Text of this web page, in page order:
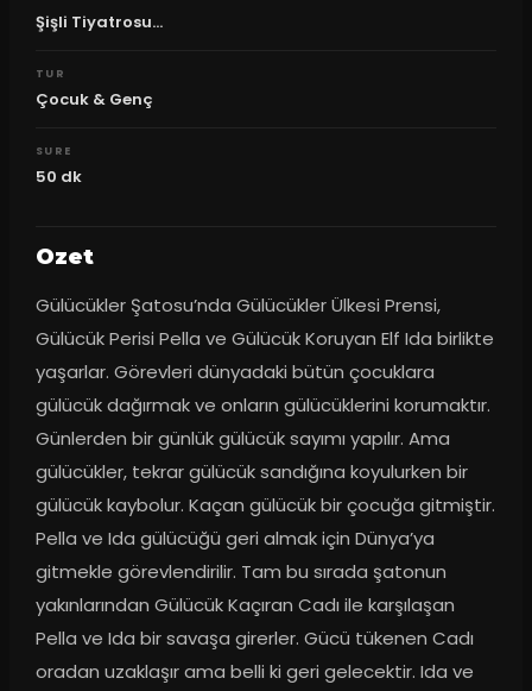
Şişli Tiyatrosu...
TUR
Çocuk & Genç
SURE
50 dk
Ozet
Gülücükler Şatosu’nda Gülücükler Ülkesi Prensi,
Gülücük Perisi Pella ve Gülücük Koruyan Elf Ida birlikte
yaşarlar. Görevleri dünyadaki bütün çocuklara
gülücük dağırmak ve onların gülücüklerini korumaktır.
Günlerden bir günlük gülücük sayımı yapılır. Ama
gülücükler, tekrar gülücük sandığına koyulurken bir
gülücük kaybolur. Kaçan gülücük bir çocuğa gitmiştir.
Pella ve Ida gülücüğü geri almak için Dünya’ya
gitmekle görevlendirilir. Tam bu sırada şatonun
yakınlarından Gülücük Kaçıran Cadı ile karşılaşan
Pella ve Ida bir savaşa girerler. Gücü tükenen Cadı
oradan uzaklaşır ama belli ki geri gelecektir. Ida ve